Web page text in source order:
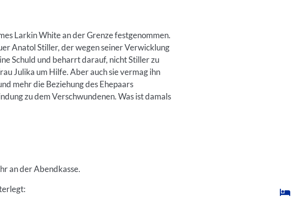
Larkin White an der Grenze festgenommen.
Anatol Stiller, der wegen seiner Verwicklung
Schuld und beharrt darauf, nicht Stiller zu
Julika um Hilfe. Aber auch sie vermag ihn
mehr die Beziehung des Ehepaars
zu dem Verschwundenen. Was ist damals
an der Abendkasse.